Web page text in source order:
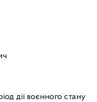
дії воєнного стану